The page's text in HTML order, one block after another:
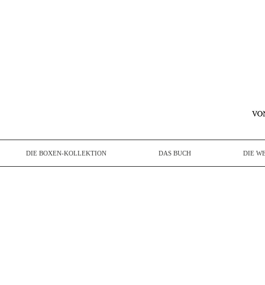
DIE BOXEN-KOLLEKTION DAS BUCH DIE